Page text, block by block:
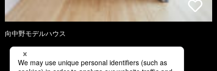
向中野モデルハウス